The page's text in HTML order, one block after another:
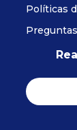
Políticas